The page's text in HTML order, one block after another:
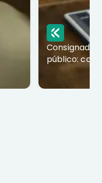
Consignado
público: